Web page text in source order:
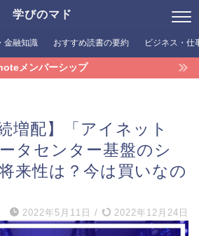
学びのマド
金融知識 おすすめ読書の要約 ビジネス・仕
メンバーシップ
増配】「アイネット
タセンター基盤のシ
来性は？今は買いなの
2022年5月11日 / 2022年12月24日